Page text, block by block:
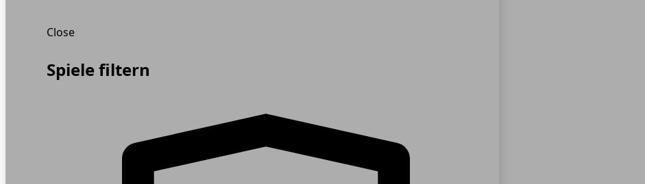
Close
Spiele filtern